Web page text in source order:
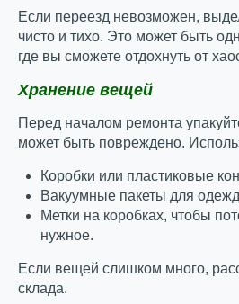
Если переезд невозможен,
чисто и тихо. Это может быть
где вы сможете отдохнуть от
Хранение вещей
Перед началом ремонта
может быть повреждено.
Коробки или пластиковые
Вакуумные пакеты для
Метки на коробках, чтобы
нужное.
Если вещей слишком много,
склада.